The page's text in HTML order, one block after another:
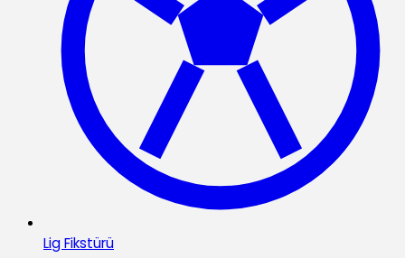
Lig Fikstürü